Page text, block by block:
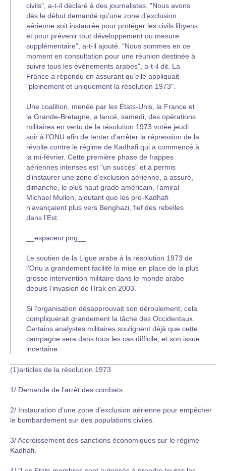
civils", a-t-il déclaré à des journalistes. "Nous avons
dès le début demandé qu’une zone d’exclusion
aérienne soit instaurée pour protéger les civils libyens
et pour prévenir tout développement ou mesure
supplémentaire", a-t-il ajouté. "Nous sommes en ce
moment en consultation pour une réunion destinée à
suivre tous les événements arabes", a-t-il dit. La
France a répondu en assurant qu’elle appliquait
"pleinement et uniquement la résolution 1973".
Une coalition, menée par les États-Unis, la France et
la Grande-Bretagne, a lancé, samedi, des opérations
militaires en vertu de la résolution 1973 votée jeudi
soir à l’ONU afin de tenter d’arrêter la répression de la
révolte contre le régime de Kadhafi qui a commencé à
la mi-février. Cette première phase de frappes
aériennes intenses est "un succès" et a permis
d’instaurer une zone d’exclusion aérienne, a assuré,
dimanche, le plus haut gradé américain, l’amiral
Michael Mullen, ajoutant que les pro-Kadhafi
n’avançaient plus vers Benghazi, fief des rebelles
dans l’Est.
__espaceur.png__
Le soutien de la Ligue arabe à la résolution 1973 de
l’Onu a grandement facilité la mise en place de la plus
grosse intervention militaire dans le monde arabe
depuis l’invasion de l’Irak en 2003.
Si l’organisation désapprouvait son déroulement, cela
compliquerait grandement la tâche des Occidentaux.
Certains analystes militaires soulignent déjà que cette
campagne sera dans tous les cas difficile, et son issue
incertaine.
(1)articles de la résolution 1973
1/ Demande de l’arrêt des combats.
2/ Instauration d’une zone d’exclusion aérienne pour empêcher
le bombardement sur des populations civiles.
3/ Accroissement des sanctions économiques sur le régime
Kadhafi.